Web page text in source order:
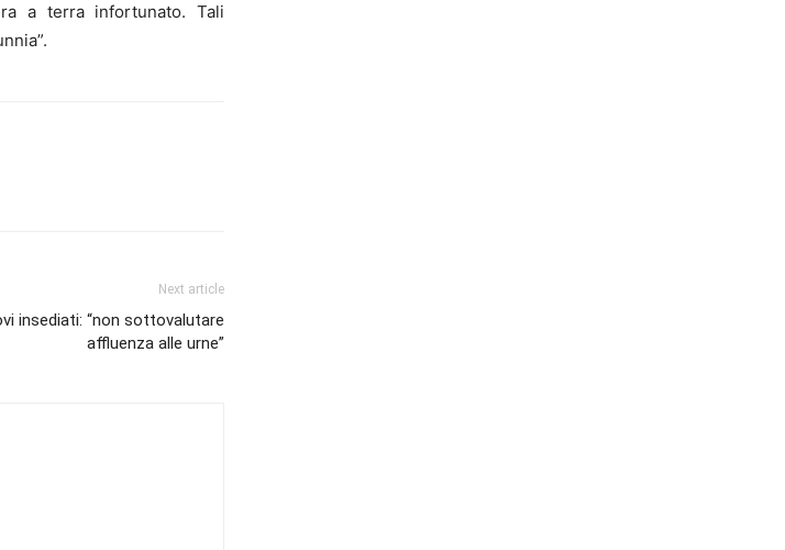
a terra infortunato. Tali
Next article
insediati: “non sottovalutare
affluenza alle urne”